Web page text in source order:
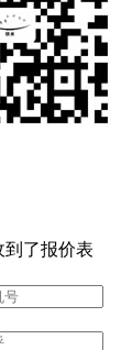
到了报价表